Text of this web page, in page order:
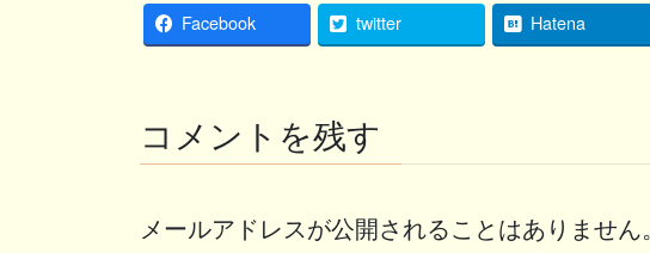
Facebook twitter Hatena
コメントを残す
メールアドレスが公開されることはありません。